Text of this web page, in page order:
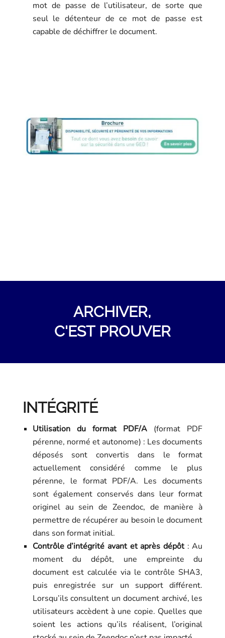
mot de passe de l’utilisateur, de sorte que
seul le détenteur de ce mot de passe est
capable de déchiffrer le document.
ARCHIVER,
C'EST PROUVER
INTÉGRITÉ
Utilisation du format PDF/A (format PDF
pérenne, normé et autonome) : Les documents
déposés sont convertis dans le format
actuellement considéré comme le plus
pérenne, le format PDF/A. Les documents
sont également conservés dans leur format
originel au sein de Zeendoc, de manière à
permettre de récupérer au besoin le document
dans son format initial.
Contrôle d’intégrité avant et après dépôt: Au
moment du dépôt, une empreinte du
document est calculée via le contrôle SHA3,
puis enregistrée sur un support différent.
Lorsqu’ils consultent un document archivé, les
utilisateurs accèdent à une copie. Quelles que
soient les actions qu’ils réalisent, l’original